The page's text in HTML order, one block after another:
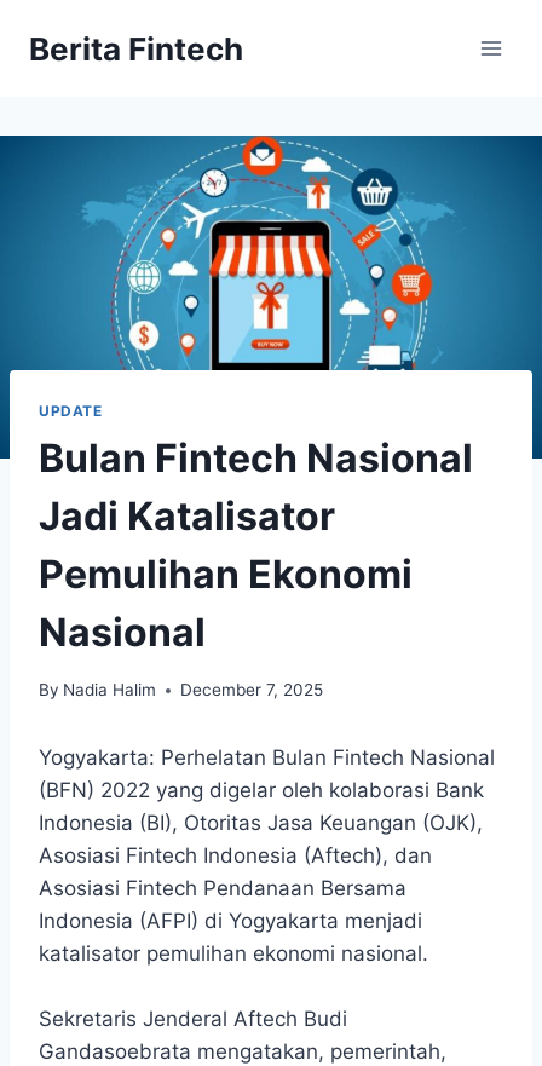
Berita Fintech
UPDATE
Bulan Fintech Nasional
Jadi Katalisator
Pemulihan Ekonomi
Nasional
By Nadia Halim December 7, 2025
Yogyakarta: Perhelatan Bulan Fintech Nasional
(BFN) 2022 yang digelar oleh kolaborasi Bank
Indonesia (BI), Otoritas Jasa Keuangan (OJK),
Asosiasi Fintech Indonesia (Aftech), dan
Asosiasi Fintech Pendanaan Bersama
Indonesia (AFPI) di Yogyakarta menjadi
katalisator pemulihan ekonomi nasional.
Sekretaris Jenderal Aftech Budi
Gandasoebrata mengatakan, pemerintah,